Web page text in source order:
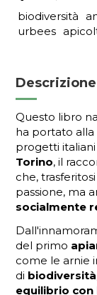
biodiversità
urbees
Descrizione
Questo libro
ha portato alla
progetti italiani
Torino, il
che,
passione, ma
socialmente
del primo
come le arnie
di biodiversità
equilibrio con